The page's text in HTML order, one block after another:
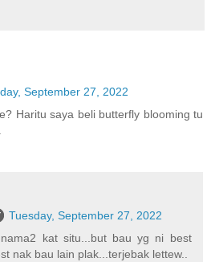
September 27, 2022
Haritu saya beli butterfly blooming tu
Tuesday, September 27, 2022
kat situ...but bau yg ni best
nak bau lain plak...terjebak lettew..